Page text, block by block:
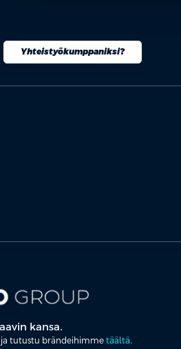
Yhteistyökumppaniksi?
kansa.
ja tutustu brändeihimme täältä.